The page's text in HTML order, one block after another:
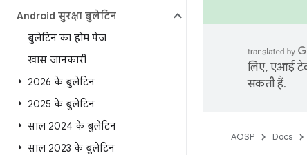
Android सुरक्षा बुलेटिन
बुलेटिन का होम पेज
खास जानकारी
2026 के बुलेटिन
2025 के बुलेटिन
साल 2024 के बुलेटिन
साल 2023 के बुलेटिन
लिए, एआई
सकती हैं.
AOSP Docs